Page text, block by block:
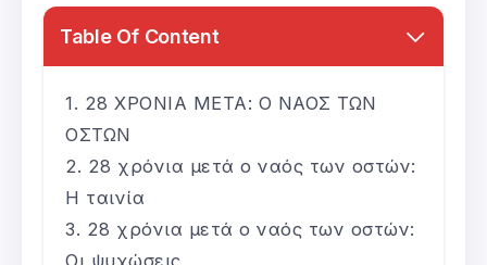
Table Of Content
28 ΧΡΟΝΙΑ ΜΕΤΑ: Ο ΝΑΟΣ ΤΩΝ
ΟΣΤΩΝ
28 χρόνια μετά ο ναός των οστών:
Η ταινία
28 χρόνια μετά ο ναός των οστών:
Οι ψυχώσεις